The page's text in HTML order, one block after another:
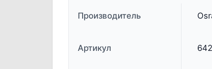
Производитель
Артикул